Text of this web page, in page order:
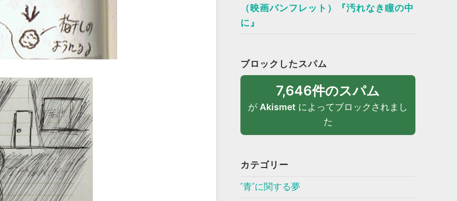
（映画パンフレット）『汚れなき瞳の中
に』
ブロックしたスパム
7,646件のスパム
が Akismet によってブロックされまし
た
カテゴリー
”青”に関する夢